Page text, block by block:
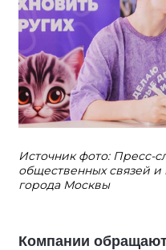
Источник фото: Пресс-
общественных связей
города Москвы
Компании